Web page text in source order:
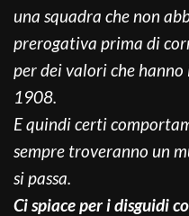
una squadra che non
prerogativa prima di
per dei valori che
1908.
E quindi certi
sempre troveranno un
si passa.
Ci spiace per i disguidi